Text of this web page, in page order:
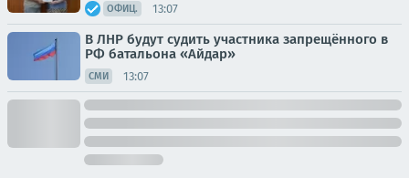
ОФИЦ. 13:07
В ЛНР будут судить участника запрещённого в
РФ батальона «Айдар»
СМИ 13:07